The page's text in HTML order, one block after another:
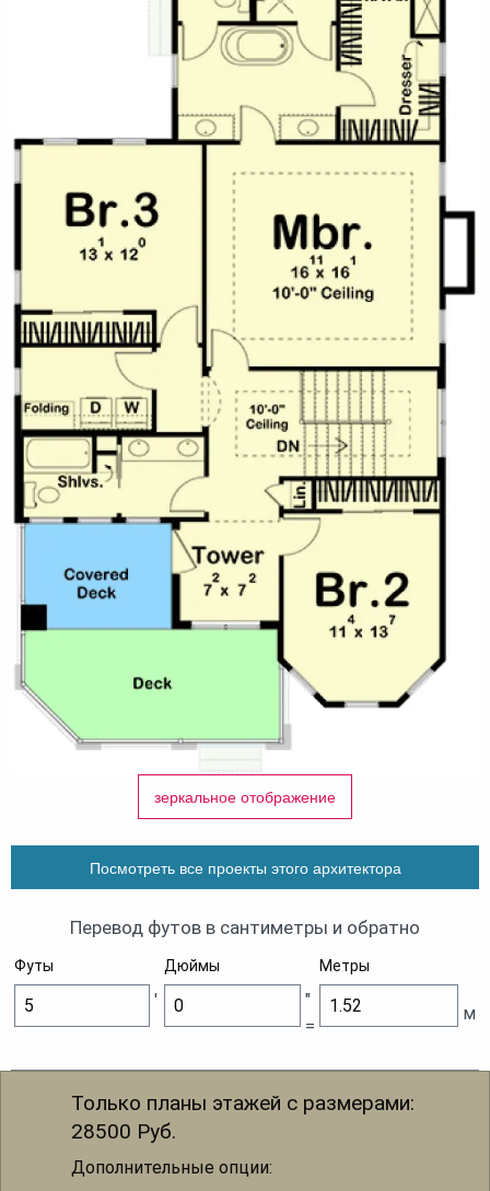
зеркальное отображение
Посмотреть все проекты этого архитектора
Перевод футов в сантиметры и обратно
Футы Дюймы Метры
'
"
=
м
Только планы этажей с размерами:
28500 Руб.
Дополнительные опции: